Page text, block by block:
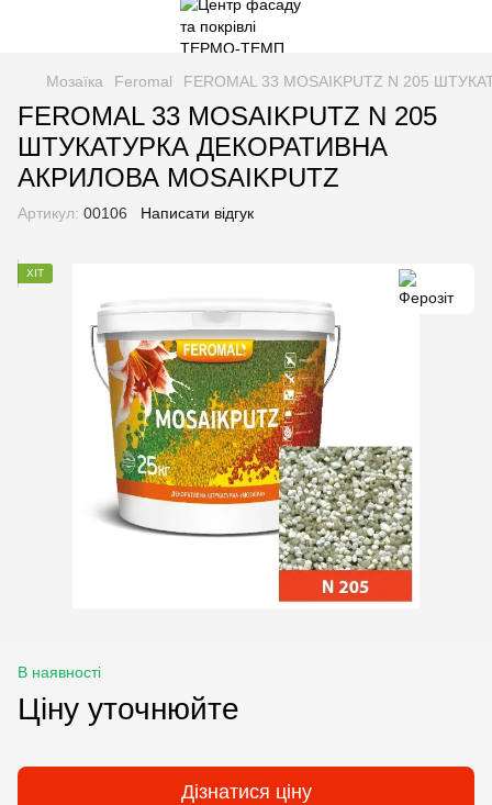
Мозаїка Feromal FEROMAL 33 MOSAIKPUTZ N 205
FEROMAL 33 MOSAIKPUTZ N 205
ШТУКАТУРКА ДЕКОРАТИВНА
АКРИЛОВА MOSAIKPUTZ
Артикул: 00106 Написати відгук
ХІТ
В наявності
Ціну уточнюйте
Дізнатися ціну